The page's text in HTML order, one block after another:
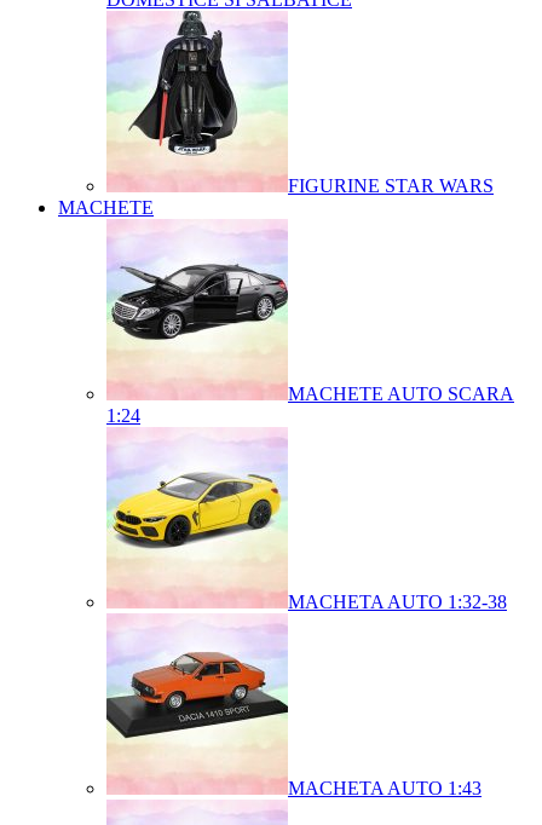
FIGURINE STAR WARS
MACHETE
MACHETE AUTO SCARA
1:24
MACHETA AUTO 1:32-38
MACHETA AUTO 1:43